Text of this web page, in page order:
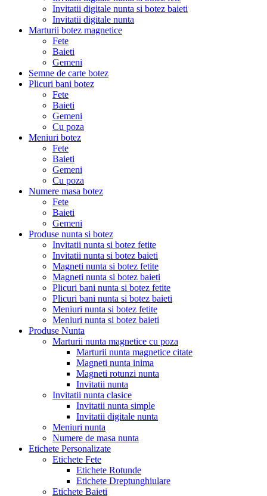
Invitatii digitale nunta si botez baieti
Invitatii digitale nunta
Marturii botez magnetice
Fete
Baieti
Gemeni
Semne de carte botez
Plicuri bani botez
Fete
Baieti
Gemeni
Cu poza
Meniuri botez
Fete
Baieti
Gemeni
Cu poza
Numere masa botez
Fete
Baieti
Gemeni
Produse nunta si botez
Invitatii nunta si botez fetite
Invitatii nunta si botez baieti
Magneti nunta si botez fetite
Magneti nunta si botez baieti
Plicuri bani nunta si botez fetite
Plicuri bani nunta si botez baieti
Meniuri nunta si botez fetite
Meniuri nunta si botez baieti
Produse Nunta
Marturii nunta magnetice cu poza
Marturii nunta magnetice citate
Magneti nunta inima
Magneti rotunzi nunta
Invitatii nunta
Invitatii nunta clasice
Invitatii nunta simple
Invitatii digitale nunta
Meniuri nunta
Numere de masa nunta
Etichete Personalizate
Etichete Fete
Etichete Rotunde
Etichete Dreptunghiulare
Etichete Baieti